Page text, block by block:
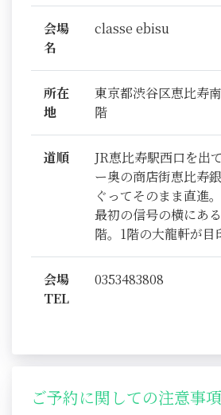
会場
名
classe ebisu
所在
地
東京都渋谷区恵比寿
階
道順
JR恵比寿駅西口を出
ー奥の商店街恵比寿
ぐってそのまま直進。
最初の信号の横にあ
階。1階の大龍軒が目
会場
TEL
0353483808
ご予約に関しての注意事項